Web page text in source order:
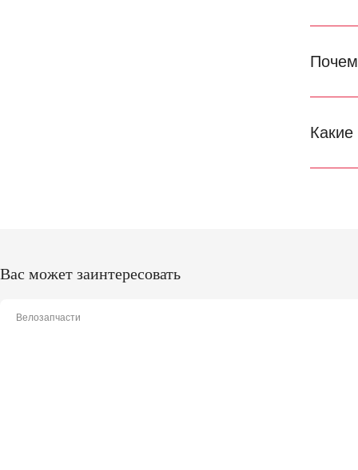
Вас может заинтересовать
Велозапчасти